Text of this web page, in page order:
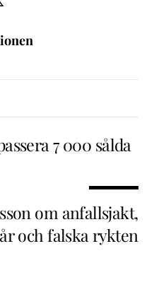
7 000 sålda
om anfallsjakt,
och falska rykten